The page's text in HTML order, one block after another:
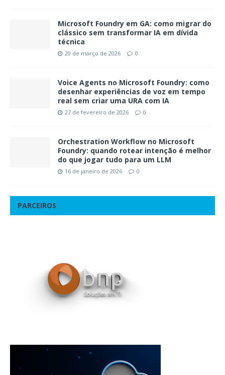
Microsoft Foundry em GA: como migrar do
clássico sem transformar IA em dívida
técnica
20 de março de 2026 0
Voice Agents no Microsoft Foundry: como
desenhar experiências de voz em tempo
real sem criar uma URA com IA
27 de fevereiro de 2026 0
Orchestration Workflow no Microsoft
Foundry: quando rotear intenção é melhor
do que jogar tudo para um LLM
16 de janeiro de 2026 0
PARCEIROS